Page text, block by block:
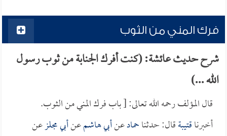
فرك المني من الثوب
شرح حديث عائشة: (كنت أفرك الجنابة من ثوب رسول
الله ...)
قال المؤلف رحمه الله تعالى: [ باب فرك المني من الثوب.
أخبرناقتيبةقال: حدثناحمادعنأبي هاشمعنأبي مجلزعن